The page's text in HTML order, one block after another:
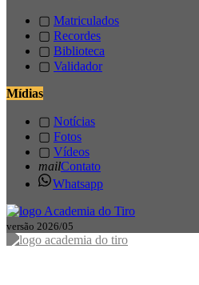
▢ Matriculados
▢ Recordes
▢ Biblioteca
▢ Validador
Mídias
▢ Notícias
▢ Fotos
▢ Vídeos
mailContato
Whatsapp
versão 2026/05